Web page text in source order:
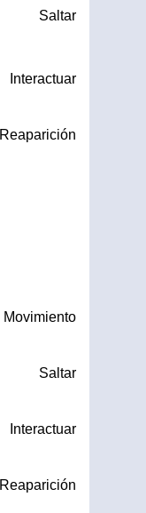
Saltar
Interactuar
Reaparición
Movimiento
Saltar
Interactuar
Reaparición